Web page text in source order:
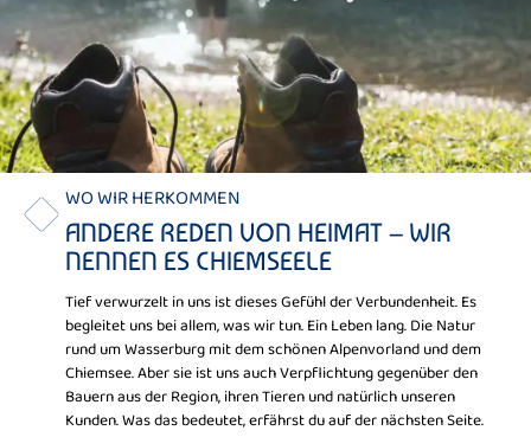
WO WIR HERKOMMEN
ANDERE REDEN VON HEIMAT – WIR
NENNEN ES CHIEMSEELE
Tief verwurzelt in uns ist dieses Gefühl der Verbundenheit. Es
begleitet uns bei allem, was wir tun. Ein Leben lang. Die Natur
rund um Wasserburg mit dem schönen Alpenvorland und dem
Chiemsee. Aber sie ist uns auch Verpflichtung gegenüber den
Bauern aus der Region, ihren Tieren und natürlich unseren
Kunden. Was das bedeutet, erfährst du auf der nächsten Seite.